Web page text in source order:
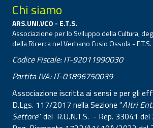
Chi siamo
ARS.UNI.VCO - E.T.S.
Associazione per lo Sviluppo della Cultura,
della Ricerca nel Verbano Cusio Ossola - E.T.S.
Codice Fiscale: IT-92011990030
Partita IVA: IT-01896750039
Associazione iscritta ai sensi e per gli
D.Lgs. 117/2017 nella Sezione "Altri
Settore" del R.U.N.T.S. - Rep. 33041